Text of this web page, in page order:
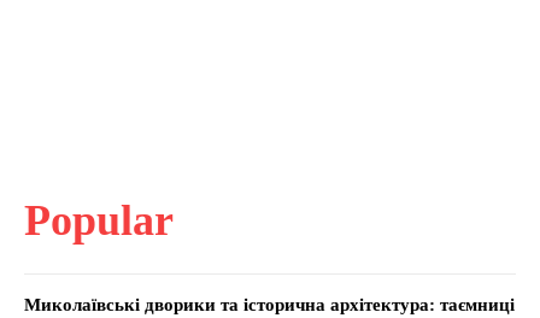
Popular
Миколаївські дворики та історична архітектура: таємниці